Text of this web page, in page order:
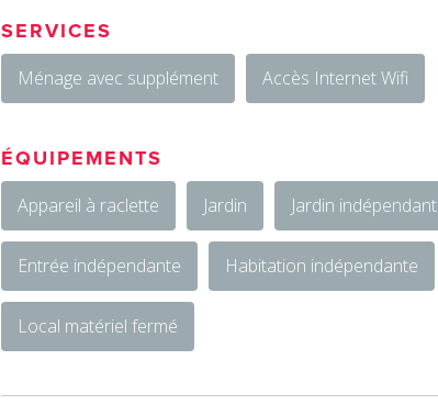
SERVICES
Ménage avec supplément
Accès Internet Wifi
ÉQUIPEMENTS
Appareil à raclette
Jardin Jardin indépendant
Entrée indépendante Habitation indépendante
Local matériel fermé